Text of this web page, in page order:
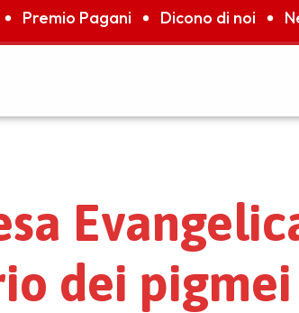
Premio Pagani Dicono di noi
dei pigmei